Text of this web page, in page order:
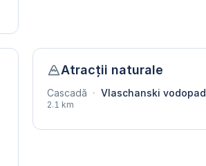
Atracții naturale
Cascadă · Vlaschanski vodopad
2.1 km